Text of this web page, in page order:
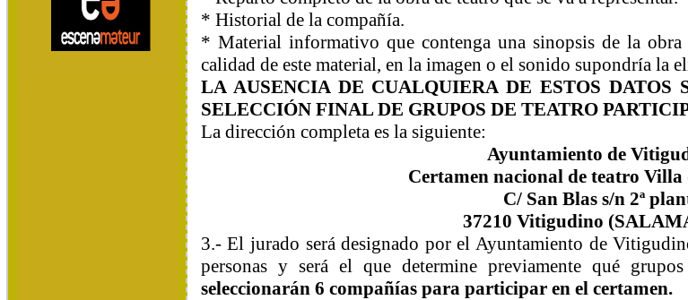
* Historial de la compañía.
* Material informativo que contenga una sinopsis de la
calidad de este material, en la imagen o el sonido supondría la
LA AUSENCIA DE CUALQUIERA DE ESTOS
SELECCIÓN FINAL DE GRUPOS DE TEATRO
La dirección completa es la siguiente:
Ayuntamiento de
Certamen nacional de teatro
C/ San Blas s/n 2ª
37210 Vitigudino
3.- El jurado será designado por el Ayuntamiento de
personas y será el que determine previamente qué
seleccionarán 6 compañías para participar en el certamen.